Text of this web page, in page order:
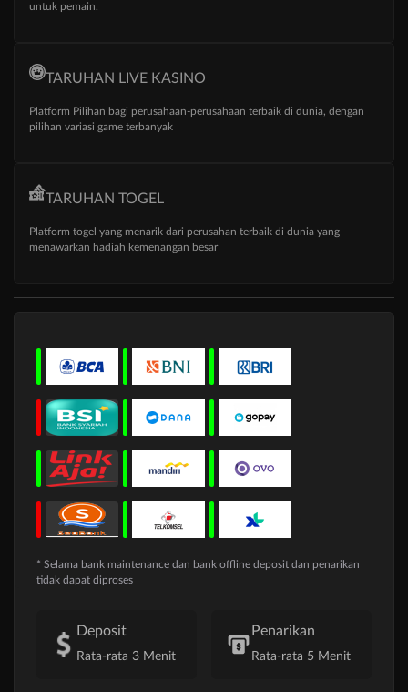
untuk pemain.
TARUHAN LIVE KASINO
Platform Pilihan bagi perusahaan-perusahaan terbaik di dunia, dengan
pilihan variasi game terbanyak
TARUHAN TOGEL
Platform togel yang menarik dari perusahan terbaik di dunia yang
menawarkan hadiah kemenangan besar
* Selama bank maintenance dan bank offline deposit dan penarikan
tidak dapat diproses
Deposit
Rata-rata 3 Menit
Penarikan
Rata-rata 5 Menit